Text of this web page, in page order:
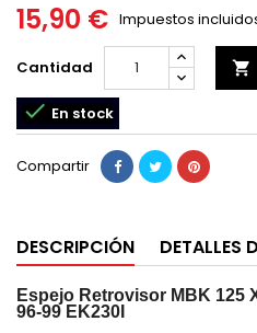
15,90 € Impuestos
Cantidad 
 En stock
Compartir
DESCRIPCIÓN DETALLES
Espejo Retrovisor MBK 125
96-99 EK230I